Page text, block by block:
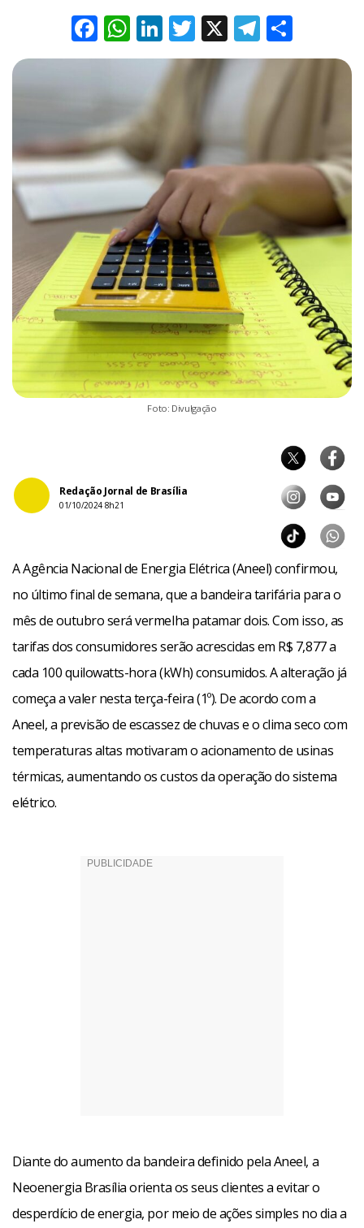
Facebook
WhatsApp
LinkedIn
Twitter
X
Foto: Divulgação
Redação Jornal de Brasília
01/10/2024 8h21
A Agência Nacional de Energia Elétrica (Aneel) confirmou,
no último final de semana, que a bandeira tarifária para o
mês de outubro será vermelha patamar dois. Com isso, as
tarifas dos consumidores serão acrescidas em R$ 7,877 a
cada 100 quilowatts-hora (kWh) consumidos. A alteração já
começa a valer nesta terça-feira (1º). De acordo com a
Aneel, a previsão de escassez de chuvas e o clima seco com
temperaturas altas motivaram o acionamento de usinas
térmicas, aumentando os custos da operação do sistema
elétrico.
Diante do aumento da bandeira definido pela Aneel, a
Neoenergia Brasília orienta os seus clientes a evitar o
desperdício de energia, por meio de ações simples no dia a